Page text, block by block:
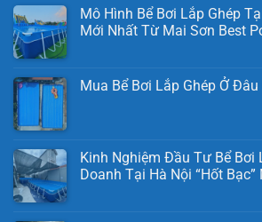
Mô Hình Bể Bơi Lắp Ghép
Mới Nhất Từ Mai Sơn Best
Mua Bể Bơi Lắp Ghép Ở Đâu
Kinh Nghiệm Đầu Tư Bể Bơi
Doanh Tại Hà Nội “Hốt Bạc”